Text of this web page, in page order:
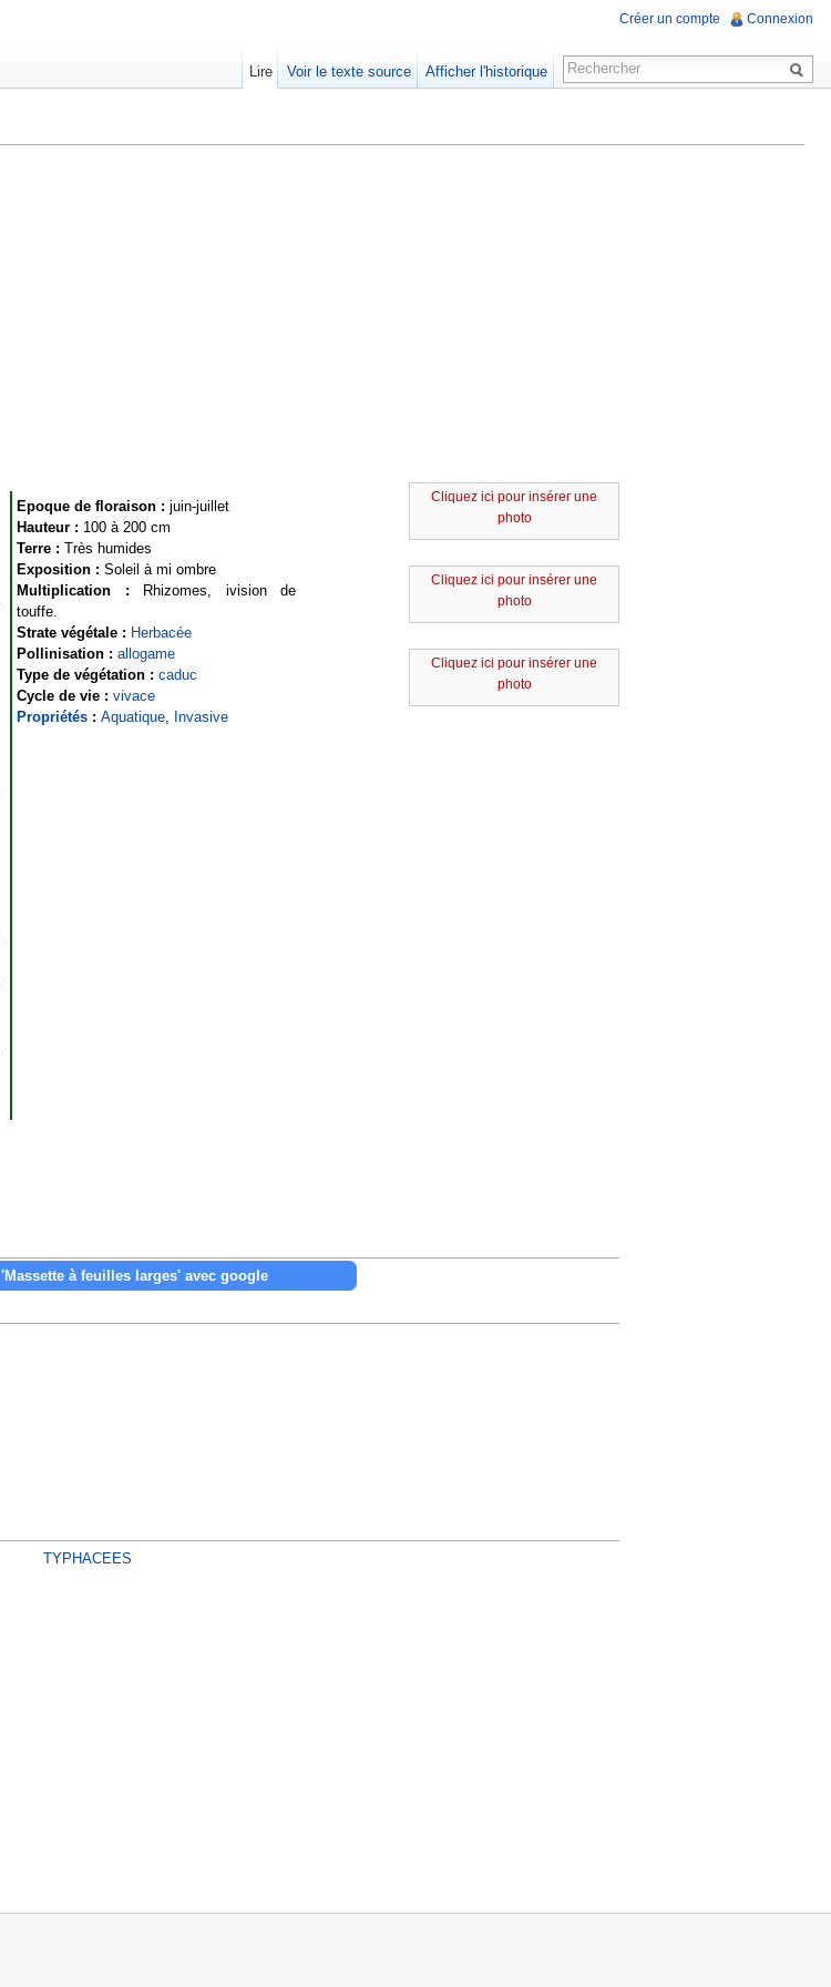
Cliquez ici pour insérer une
photo
Cliquez ici pour insérer une
photo
Cliquez ici pour insérer une
photo
Epoque de floraison : juin-juillet
Hauteur : 100 à 200 cm
Terre : Très humides
Exposition : Soleil à mi ombre
Multiplication :
Rhizomes, ivision de
touffe.
Strate végétale : Herbacée
Pollinisation : allogame
Type de végétation : caduc
Cycle de vie : vivace
Propriétés : Aquatique, Invasive
TYPHACEES
Créer un compte Connexion
Lire Voir le texte source Afficher l'historique